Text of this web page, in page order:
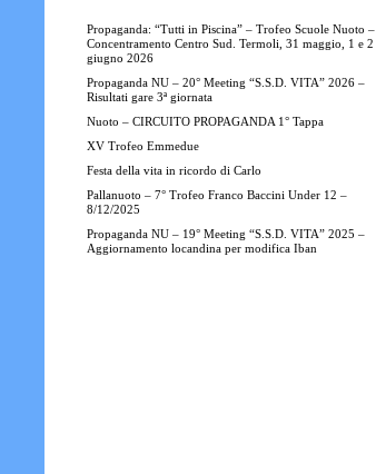
Propaganda: “Tutti in Piscina” – Trofeo Scuole Nuoto –
Concentramento Centro Sud. Termoli, 31 maggio, 1 e 2
giugno 2026
Propaganda NU – 20° Meeting “S.S.D. VITA” 2026 –
Risultati gare 3ª giornata
Nuoto – CIRCUITO PROPAGANDA 1° Tappa
XV Trofeo Emmedue
Festa della vita in ricordo di Carlo
Pallanuoto – 7° Trofeo Franco Baccini Under 12 –
8/12/2025
Propaganda NU – 19° Meeting “S.S.D. VITA” 2025 –
Aggiornamento locandina per modifica Iban